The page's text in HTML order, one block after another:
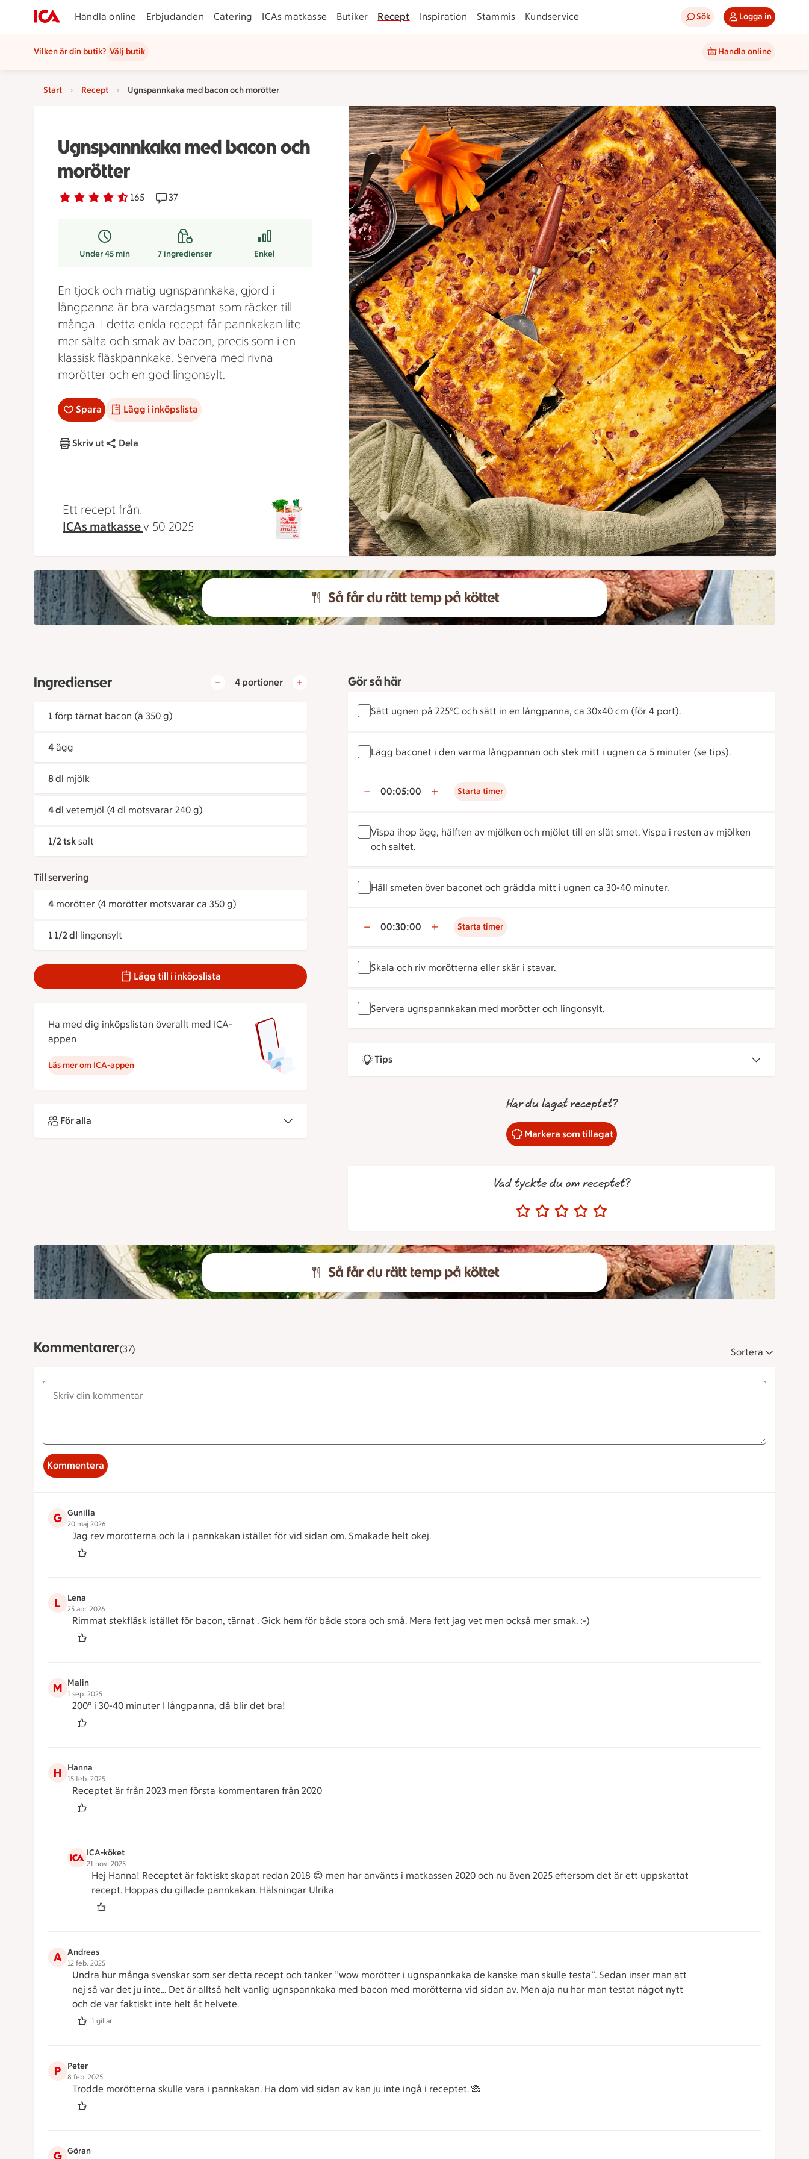
Handla online Erbjudanden Catering ICAs matkasse Butiker Recept Inspiration Stammis Kundservice Sök Logga in
Vilken är din butik? Välj butik Handla online
Start Recept Ugnspannkaka med bacon och morötter
Ugnspannkaka med bacon och
morötter
Betyg 4.4 av 5. 165
165 personer har röstatReceptet har 37 kommentarer
37
Under 45 min 7ingredienser Enkel
En tjock och matig ugnspannkaka, gjord i
långpanna är bra vardagsmat som räcker till
många. I detta enkla recept får pannkakan lite
mer sälta och smak av bacon, precis som i en
klassisk fläskpannkaka. Servera med rivna
morötter och en god lingonsylt.
Spara Lägg i inköpslista
Skriv ut Dela
Ett recept från:
ICAs matkassev 50 2025
Ingredienser 4 portioner
1 förp tärnat bacon (à 350 g)
4 ägg
8 dl mjölk
4 dl vetemjöl (4 dl motsvarar 240 g)
1/2 tsk salt
Till servering
4 morötter (4 morötter motsvarar ca 350 g)
1 1/2 dl lingonsylt
Lägg till i inköpslista
Ha med dig inköpslistan överallt med ICA-
appen
Läs mer om ICA-appen
För alla
Gör så här
Sätt ugnen på 225°C och sätt in en långpanna, ca 30x40 cm (för 4 port).
Lägg baconet i den varma långpannan och stek mitt i ugnen ca 5 minuter (se tips).
00:05:00 Starta timer
Vispa ihop ägg, hälften av mjölken och mjölet till en slät smet. Vispa i resten av mjölken
och saltet.
Häll smeten över baconet och grädda mitt i ugnen ca 30-40 minuter.
00:30:00 Starta timer
Skala och riv morötterna eller skär i stavar.
Servera ugnspannkakan med morötter och lingonsylt.
Tips
Har du lagat receptet?
Markera som tillagat
Vad tyckte du om receptet?
Kommentarer(37) Sortera
Kommentera
G Gunilla
20 maj 2026
Jag rev morötterna och la i pannkakan istället för vid sidan om. Smakade helt okej.
L Lena
25 apr. 2026
Rimmat stekfläsk istället för bacon, tärnat . Gick hem för både stora och små. Mera fett jag vet men också mer smak. :-)
M Malin
1 sep. 2025
200° i 30-40 minuter I långpanna, då blir det bra!
H Hanna
15 feb. 2025
Receptet är från 2023 men första kommentaren från 2020
ICA-köket
21 nov. 2025
Hej Hanna! Receptet är faktiskt skapat redan 2018 😊 men har använts i matkassen 2020 och nu även 2025 eftersom det är ett uppskattat
recept. Hoppas du gillade pannkakan. Hälsningar Ulrika
A Andreas
12 feb. 2025
Undra hur många svenskar som ser detta recept och tänker ”wow morötter i ugnspannkaka de kanske man skulle testa”. Sedan inser man att
nej så var det ju inte… Det är alltså helt vanlig ugnspannkaka med bacon med morötterna vid sidan av. Men aja nu har man testat något nytt
och de var faktiskt inte helt åt helvete.
1 gillar
P Peter
8 feb. 2025
Trodde morötterna skulle vara i pannkakan. Ha dom vid sidan av kan ju inte ingå i receptet. 🙈
G Göran